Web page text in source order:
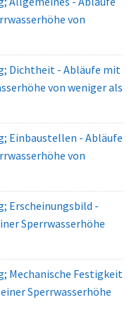
von
Dichtheit - Abläufe mit
von weniger als
Einbaustellen - Abläufe
von
Erscheinungsbild -
Sperrwasserhöhe
Mechanische Festigkeit
Sperrwasserhöhe